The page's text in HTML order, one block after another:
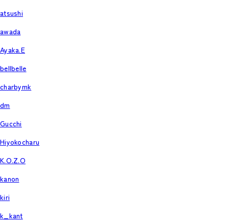
atsushi
awada
Ayaka.E
bellbelle
charbymk
dm
Gucchi
Hiyokocharu
K.O.Z.O
kanon
kiri
k_kant